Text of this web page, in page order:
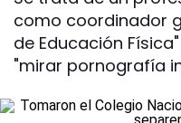
como coordinador
de Educación
"mirar pornografía